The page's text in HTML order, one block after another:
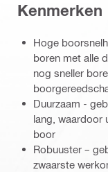
Kenmerken
Hoge
boren met alle
nog sneller
Duurzaam -
lang, waardoor
boor
Robuuster –
zwaarste